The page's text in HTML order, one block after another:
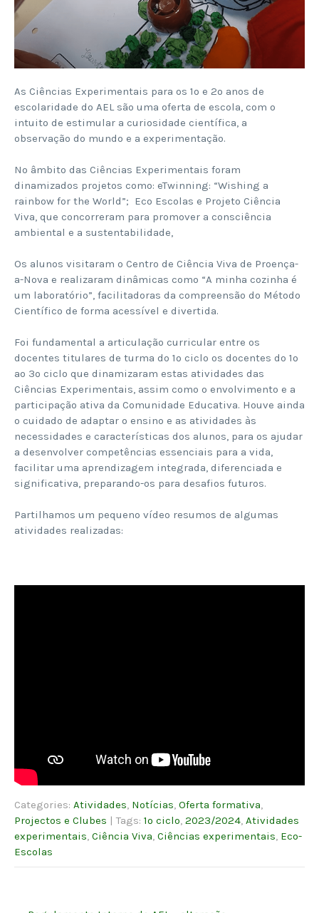
As Ciências Experimentais para os 1º e 2º anos de
escolaridade do AEL são uma oferta de escola, com o
intuito de estimular a curiosidade científica, a
observação do mundo e a experimentação.
No âmbito das Ciências Experimentais foram
dinamizados projetos como: eTwinning: “Wishing a
rainbow for the World”; Eco Escolas e Projeto Ciência
Viva, que concorreram para promover a consciência
ambiental e a sustentabilidade,
Os alunos visitaram o Centro de Ciência Viva de Proença-
a-Nova e realizaram dinâmicas como “A minha cozinha é
um laboratório”, facilitadoras da compreensão do Método
Científico de forma acessível e divertida.
Foi fundamental a articulação curricular entre os
docentes titulares de turma do 1º ciclo os docentes do 1º
ao 3º ciclo que dinamizaram estas atividades das
Ciências Experimentais, assim como o envolvimento e a
participação ativa da Comunidade Educativa. Houve ainda
o cuidado de adaptar o ensino e as atividades às
necessidades e características dos alunos, para os ajudar
a desenvolver competências essenciais para a vida,
facilitar uma aprendizagem integrada, diferenciada e
significativa, preparando-os para desafios futuros.
Partilhamos um pequeno vídeo resumos de algumas
atividades realizadas:
Categories: Atividades, Notícias, Oferta formativa,
Projectos e Clubes | Tags: 1º ciclo, 2023/2024, Atividades
experimentais, Ciência Viva, Ciências experimentais, Eco-
Escolas